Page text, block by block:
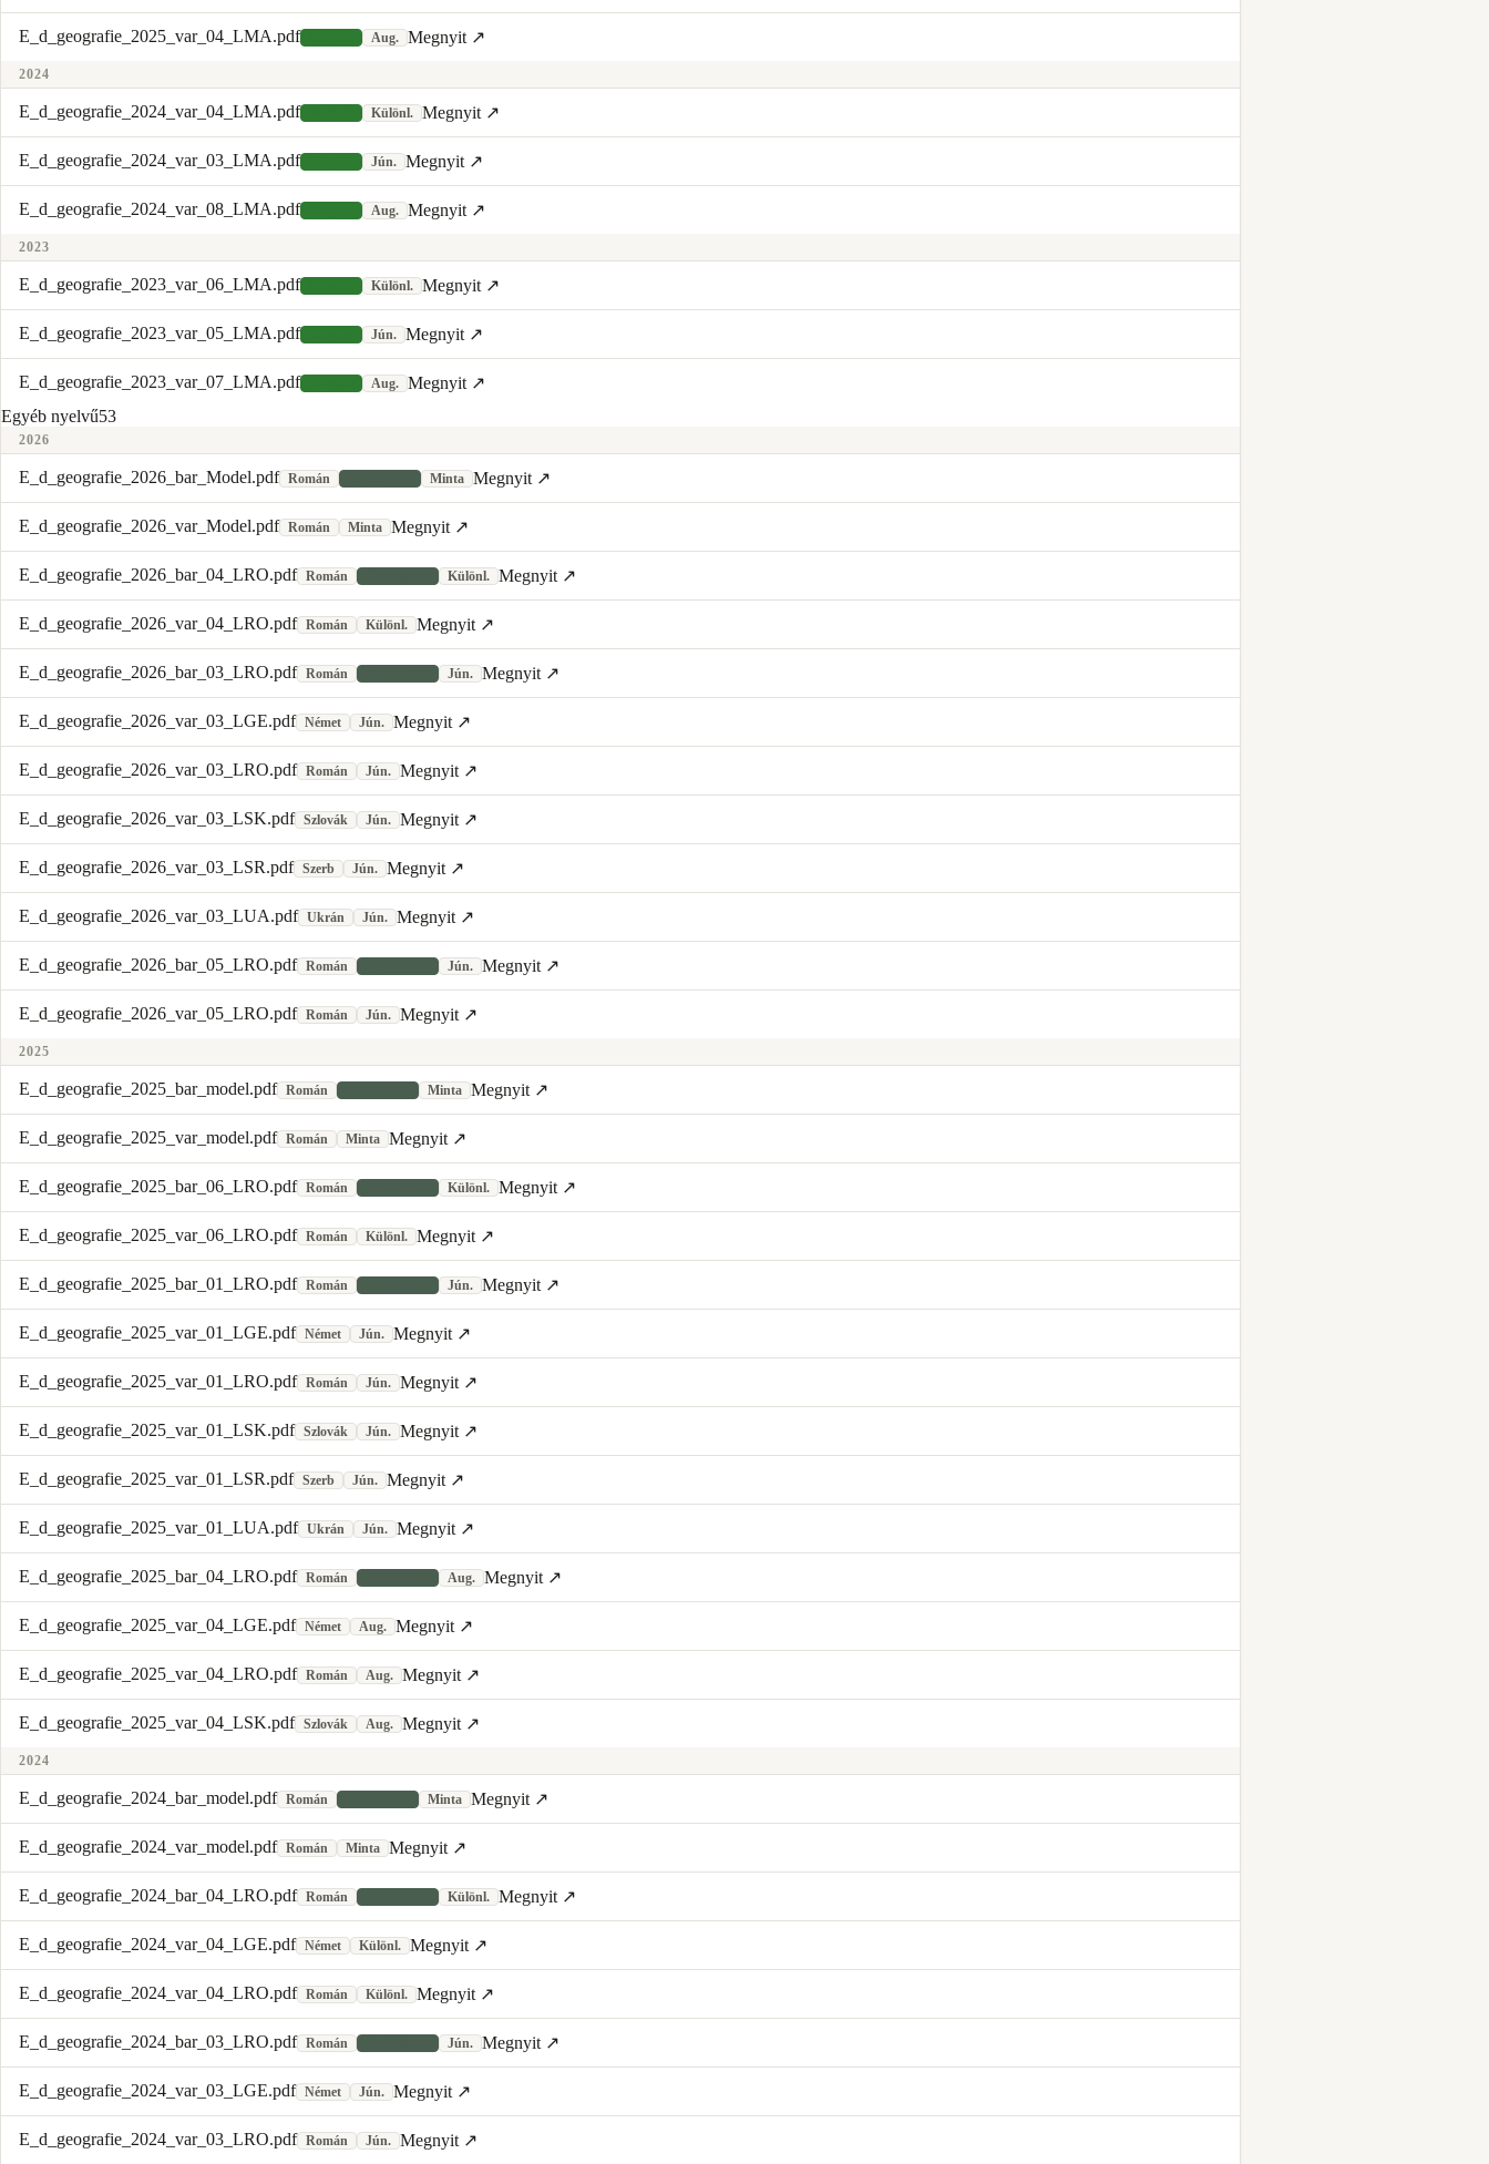
E_d_geografie_2025_var_04_LMA.pdf Aug. Megnyit ↗
2024
E_d_geografie_2024_var_04_LMA.pdf Különl. Megnyit ↗
E_d_geografie_2024_var_03_LMA.pdf Jún. Megnyit ↗
E_d_geografie_2024_var_08_LMA.pdf Aug. Megnyit ↗
2023
E_d_geografie_2023_var_06_LMA.pdf Különl. Megnyit ↗
E_d_geografie_2023_var_05_LMA.pdf Jún. Megnyit ↗
E_d_geografie_2023_var_07_LMA.pdf Aug.
Megnyit ↗
Egyéb nyelvű53
2026
E_d_geografie_2026_bar_Model.pdf Román Minta Megnyit ↗
E_d_geografie_2026_var_Model.pdf Román Minta Megnyit ↗
E_d_geografie_2026_bar_04_LRO.pdf Román Különl. Megnyit ↗
E_d_geografie_2026_var_04_LRO.pdf Román Különl. Megnyit ↗
E_d_geografie_2026_bar_03_LRO.pdf Román Jún. Megnyit ↗
E_d_geografie_2026_var_03_LGE.pdf Német Jún. Megnyit ↗
E_d_geografie_2026_var_03_LRO.pdf Román Jún. Megnyit ↗
E_d_geografie_2026_var_03_LSK.pdf Szlovák Jún. Megnyit ↗
E_d_geografie_2026_var_03_LSR.pdf Szerb Jún. Megnyit ↗
E_d_geografie_2026_var_03_LUA.pdf Ukrán Jún. Megnyit ↗
E_d_geografie_2026_bar_05_LRO.pdf Román Jún. Megnyit ↗
E_d_geografie_2026_var_05_LRO.pdf Román Jún. Megnyit ↗
2025
E_d_geografie_2025_bar_model.pdf Román Minta Megnyit ↗
E_d_geografie_2025_var_model.pdf Román Minta Megnyit ↗
E_d_geografie_2025_bar_06_LRO.pdf Román Különl. Megnyit ↗
E_d_geografie_2025_var_06_LRO.pdf Román Különl. Megnyit ↗
E_d_geografie_2025_bar_01_LRO.pdf Román Jún. Megnyit ↗
E_d_geografie_2025_var_01_LGE.pdf Német Jún. Megnyit ↗
E_d_geografie_2025_var_01_LRO.pdf Román Jún. Megnyit ↗
E_d_geografie_2025_var_01_LSK.pdf Szlovák Jún. Megnyit ↗
E_d_geografie_2025_var_01_LSR.pdf Szerb Jún. Megnyit ↗
E_d_geografie_2025_var_01_LUA.pdf Ukrán Jún. Megnyit ↗
E_d_geografie_2025_bar_04_LRO.pdf Román Aug. Megnyit ↗
E_d_geografie_2025_var_04_LGE.pdf Német Aug. Megnyit ↗
E_d_geografie_2025_var_04_LRO.pdf Román Aug. Megnyit ↗
E_d_geografie_2025_var_04_LSK.pdf Szlovák Aug. Megnyit ↗
2024
E_d_geografie_2024_bar_model.pdf Román Minta Megnyit ↗
E_d_geografie_2024_var_model.pdf Román Minta Megnyit ↗
E_d_geografie_2024_bar_04_LRO.pdf Román Különl. Megnyit ↗
E_d_geografie_2024_var_04_LGE.pdf Német Különl. Megnyit ↗
E_d_geografie_2024_var_04_LRO.pdf Román Különl. Megnyit ↗
E_d_geografie_2024_bar_03_LRO.pdf Román Jún. Megnyit ↗
E_d_geografie_2024_var_03_LGE.pdf Német Jún. Megnyit ↗
E_d_geografie_2024_var_03_LRO.pdf Román Jún. Megnyit ↗